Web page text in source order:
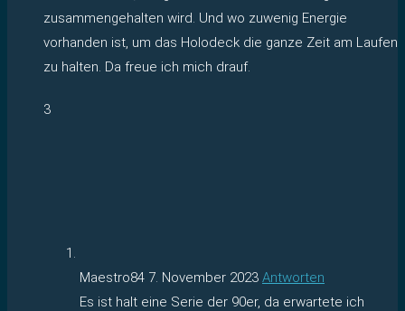
zusammengehalten wird. Und wo zuwenig Energie
vorhanden ist, um das Holodeck die ganze Zeit am Laufen
zu halten. Da freue ich mich drauf.
3
Maestro84 7. November 2023 Antworten
Es ist halt eine Serie der 90er, da erwartete ich